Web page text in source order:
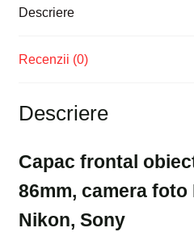
Descriere
Recenzii (0)
Descriere
Capac frontal
86mm, camera foto
Nikon, Sony